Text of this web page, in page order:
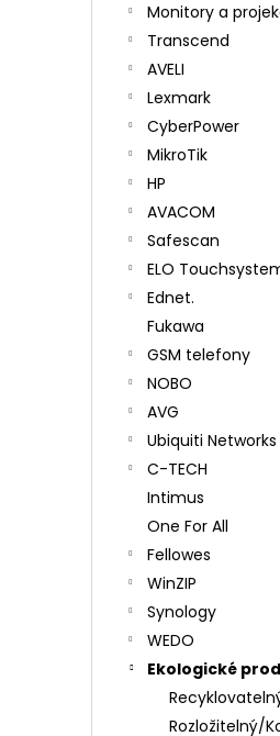
Monitory a
Transcend
AVELI
Lexmark
CyberPower
MikroTik
HP
AVACOM
Safescan
ELO
Ednet.
Fukawa
GSM telefony
NOBO
AVG
Ubiquiti Networks
C-TECH
Intimus
One For All
Fellowes
WinZIP
Synology
WEDO
Ekologické
Rozložitelný/